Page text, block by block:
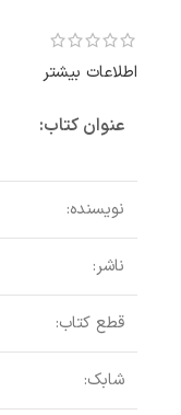
اطلاعات بیشتر
عنوان کتاب:
نویسنده‌:
ناشر:
قطع کتاب:
شابک: